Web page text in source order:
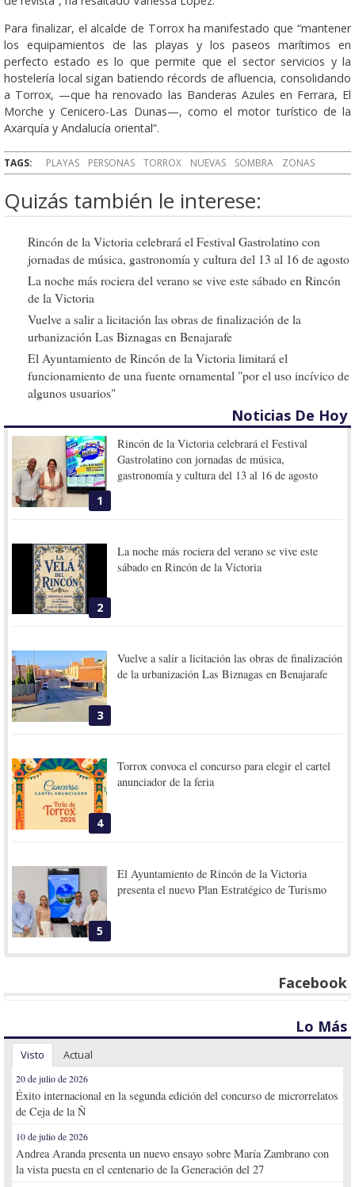
Para finalizar, el alcalde de Torrox ha manifestado que “mantener
los equipamientos de las playas y los paseos marítimos en
perfecto estado es lo que permite que el sector servicios y la
hostelería local sigan batiendo récords de afluencia, consolidando
a Torrox, —que ha renovado las Banderas Azules en Ferrara, El
Morche y Cenicero-Las Dunas—, como el motor turístico de la
Axarquía y Andalucía oriental”.
TAGS: PLAYAS PERSONAS TORROX NUEVAS SOMBRA ZONAS
Quizás también le interese:
Rincón de la Victoria celebrará el Festival Gastrolatino con
jornadas de música, gastronomía y cultura del 13 al 16 de agosto
La noche más rociera del verano se vive este sábado en Rincón
de la Victoria
Vuelve a salir a licitación las obras de finalización de la
urbanización Las Biznagas en Benajarafe
El Ayuntamiento de Rincón de la Victoria limitará el
funcionamiento de una fuente ornamental "por el uso incívico de
algunos usuarios"
Noticias De Hoy
1
Rincón de la Victoria celebrará el Festival
Gastrolatino con jornadas de música,
gastronomía y cultura del 13 al 16 de agosto
2
La noche más rociera del verano se vive este
sábado en Rincón de la Victoria
3
Vuelve a salir a licitación las obras de finalización
de la urbanización Las Biznagas en Benajarafe
4
Torrox convoca el concurso para elegir el cartel
anunciador de la feria
5
El Ayuntamiento de Rincón de la Victoria
presenta el nuevo Plan Estratégico de Turismo
Facebook
Lo Más
Visto Actual
20 de julio de 2026
Éxito internacional en la segunda edición del concurso de microrrelatos
de Ceja de la Ñ
10 de julio de 2026
Andrea Aranda presenta un nuevo ensayo sobre María Zambrano con
la vista puesta en el centenario de la Generación del 27